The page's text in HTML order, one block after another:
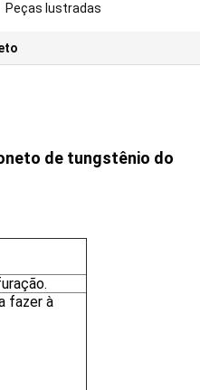
Peças lustradas
de tungstênio do
fazer à